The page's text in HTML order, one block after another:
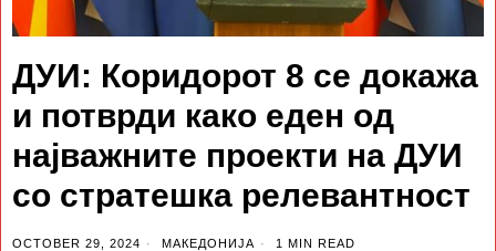
ДУИ: Коридорот 8 се докажа
и потврди како еден од
најважните проекти на ДУИ
со стратешка релевантност
OCTOBER 29, 2024 МАКЕДОНИЈА 1 MIN READ